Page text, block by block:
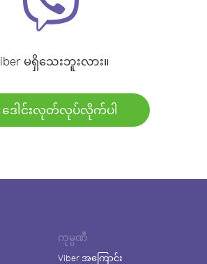
မရှိသေးဘူးလား။
ဒေါင်းလုတ်လုပ်လိုက်ပါ
ကုမ္ပဏီ
Viber အကြောင်း